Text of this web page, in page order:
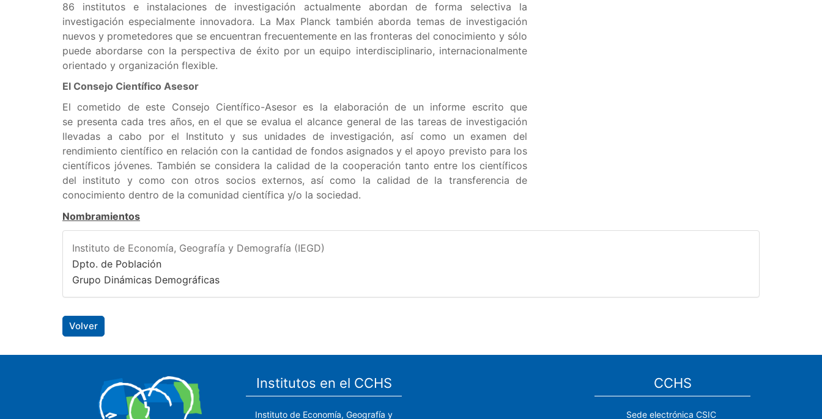
86 institutos e instalaciones de investigación actualmente abordan de forma selectiva la
investigación especialmente innovadora. La Max Planck también aborda temas de investigación
nuevos y prometedores que se encuentran frecuentemente en las fronteras del conocimiento y sólo
puede abordarse con la perspectiva de éxito por un equipo interdisciplinario, internacionalmente
orientado y organización flexible.
El Consejo Científico Asesor
El cometido de este Consejo Científico-Asesor es la elaboración de un informe escrito que
se presenta cada tres años, en el que se evalua el alcance general de las tareas de investigación
llevadas a cabo por el Instituto y sus unidades de investigación, así como un examen del
rendimiento científico en relación con la cantidad de fondos asignados y el apoyo previsto para los
científicos jóvenes. También se considera la calidad de la cooperación tanto entre los científicos
del instituto y como con otros socios externos, así como la calidad de la transferencia de
conocimiento dentro de la comunidad científica y/o la sociedad.
Nombramientos
Instituto de Economía, Geografía y Demografía (IEGD)
Dpto. de Población
Grupo Dinámicas Demográficas
Volver
Institutos en el CCHS
Instituto de Economía, Geografía y
CCHS
Sede electrónica CSIC